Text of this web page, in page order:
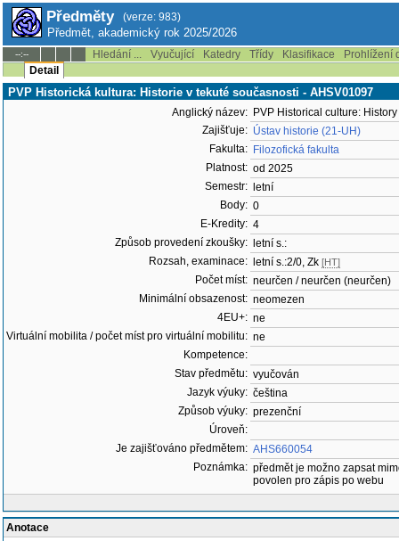
Předměty (verze: 983)
Předmět, akademický rok 2025/2026
--:-- Hledání ... Vyučující Katedry Třídy Klasifikace
Prohlížení
Detail
PVP Historická kultura: Historie v tekuté současnosti - AHSV01097
Anglický název: PVP Historical culture:
Zajišťuje: Ústav historie (21-UH)
Fakulta: Filozofická fakulta
Platnost: od 2025
Semestr:
letní
Body: 0
E-Kredity: 4
Způsob provedení zkoušky:
letní s.:
Rozsah, examinace:
letní s.:2/0, Zk [HT]
Počet míst: neurčen / neurčen (neurčen)
Minimální obsazenost: neomezen
4EU+: ne
Virtuální mobilita / počet míst pro virtuální mobilitu: ne
Kompetence:
Stav předmětu: vyučován
Jazyk výuky: čeština
Způsob výuky: prezenční
Úroveň:
Je zajišťováno předmětem: AHS660054
Poznámka: předmět je možno zapsat
povolen pro zápis po webu
Anotace